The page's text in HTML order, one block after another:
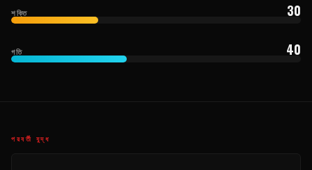
শক্তি 30
গতি 40
পরবর্তী যুদ্ধ